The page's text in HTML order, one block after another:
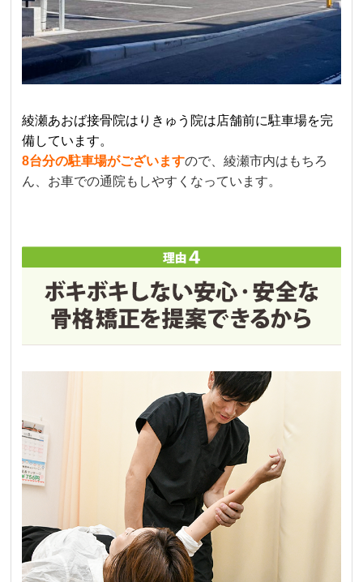
綾瀬あおば接骨院はりきゅう院は店舗前に駐車場を完
備しています。
8台分の駐車場がございますので、綾瀬市内はもちろ
ん、お車での通院もしやすくなっています。